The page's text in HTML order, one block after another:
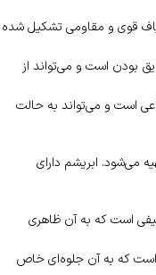
قوی و مقاومی تشکیل شده
بودن است و می‌تواند از
است و می‌تواند به حالت
می‌شود. ابریشم دارای
است که به آن ظاهری
که به آن جلوه‌ای خاص